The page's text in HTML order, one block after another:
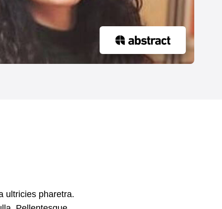
ultricies pharetra.